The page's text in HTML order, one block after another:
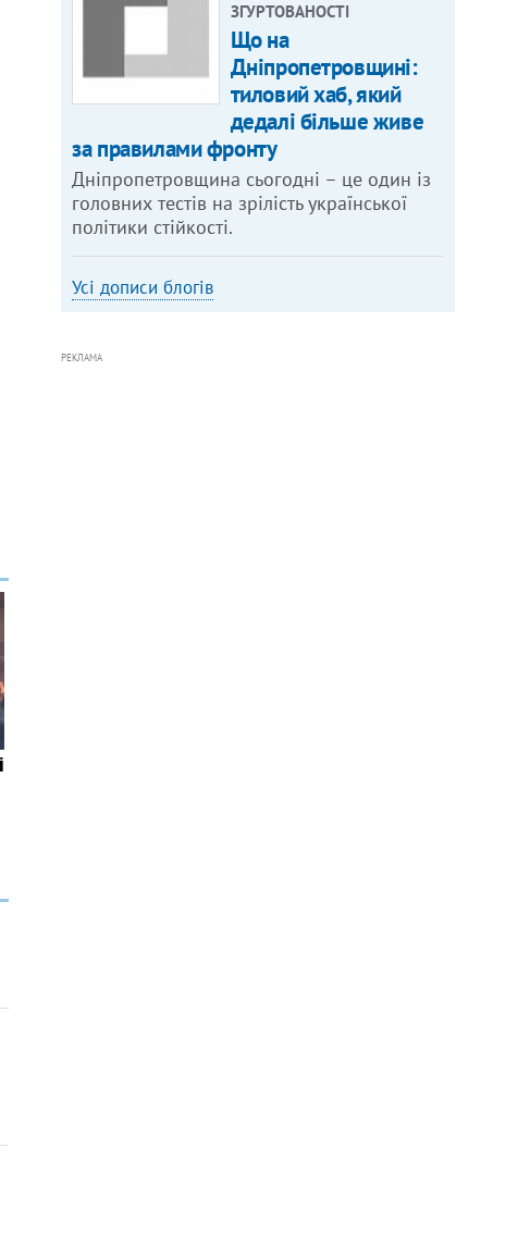
ЗГУРТОВАНОСТІ
Що на
Дніпропетровщині:
тиловий хаб, який
дедалі більше живе
за правилами фронту
Дніпропетровщина сьогодні – це один із
головних тестів на зрілість української
політики стійкості.
Усі дописи блогів
РЕКЛАМА